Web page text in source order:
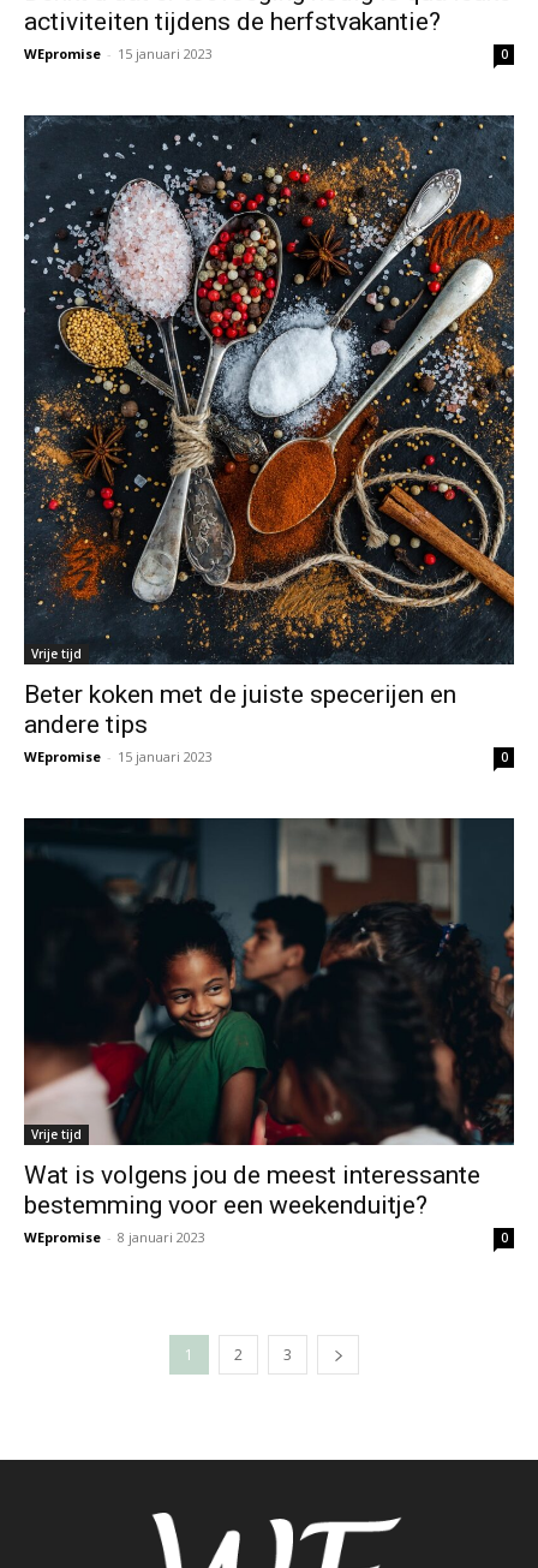
activiteiten tijdens de herfstvakantie?
WEpromise - 15 januari 2023 0
Vrije tijd
Beter koken met de juiste specerijen en
andere tips
WEpromise - 15 januari 2023 0
Vrije tijd
Wat is volgens jou de meest interessante
bestemming voor een weekenduitje?
WEpromise - 8 januari 2023 0
1 2 3